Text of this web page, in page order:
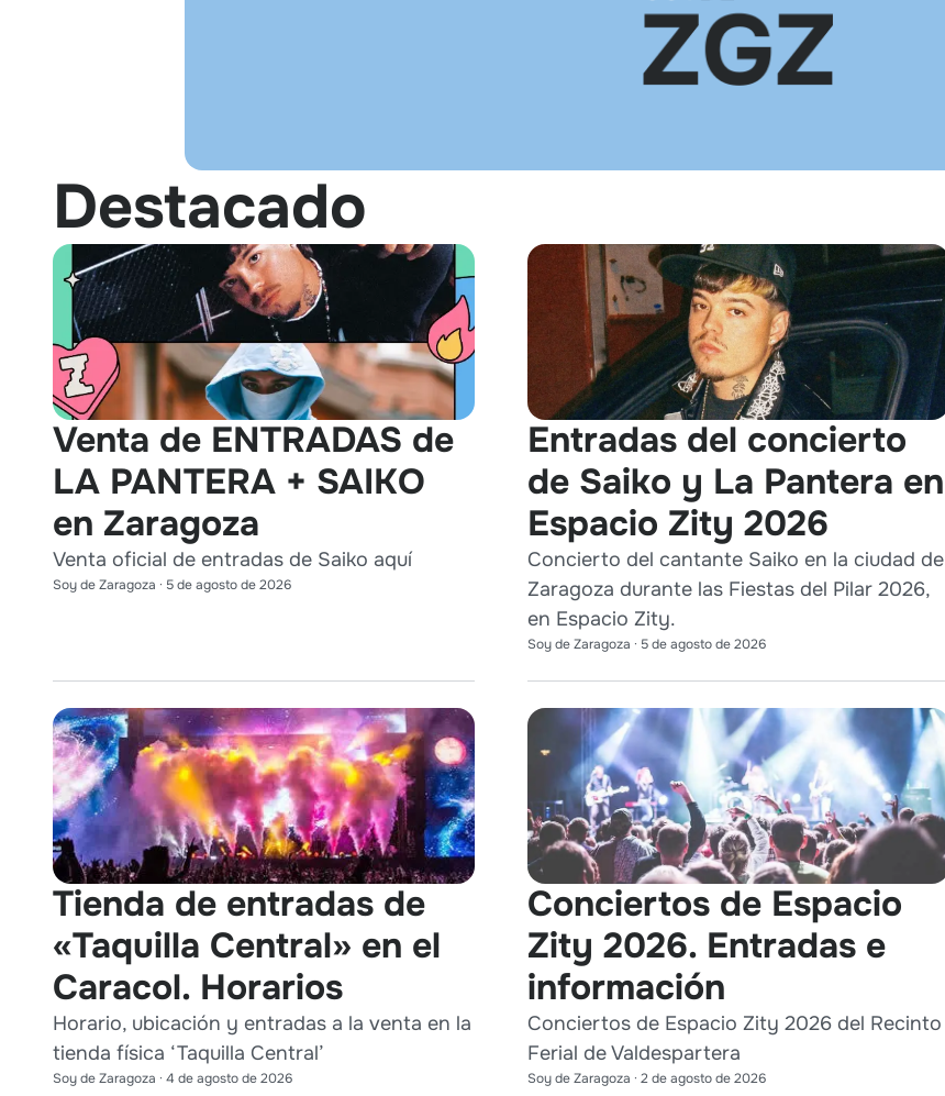
Destacado
Venta de ENTRADAS de
LA PANTERA + SAIKO
en Zaragoza
Venta oficial de entradas de Saiko aquí
Soy de Zaragoza · 5 de agosto de 2026
Entradas del concierto
de Saiko y La Pantera en
Espacio Zity 2026
Concierto del cantante Saiko en la ciudad de
Zaragoza durante las Fiestas del Pilar 2026,
en Espacio Zity.
Soy de Zaragoza · 5 de agosto de 2026
Tienda de entradas de
«Taquilla Central» en el
Caracol. Horarios
Horario, ubicación y entradas a la venta en la
tienda física ‘Taquilla Central’
Soy de Zaragoza · 4 de agosto de 2026
Conciertos de Espacio
Zity 2026. Entradas e
información
Conciertos de Espacio Zity 2026 del Recinto
Ferial de Valdespartera
Soy de Zaragoza · 2 de agosto de 2026